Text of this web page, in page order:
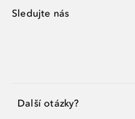
Sledujte nás
Další otázky?